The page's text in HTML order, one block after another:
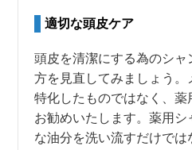
適切な頭皮ケア
頭皮を清潔にする為のシ
方を見直してみましょう。
特化したものではなく、薬
お勧めいたします。薬用
な油分を洗い流すだけで